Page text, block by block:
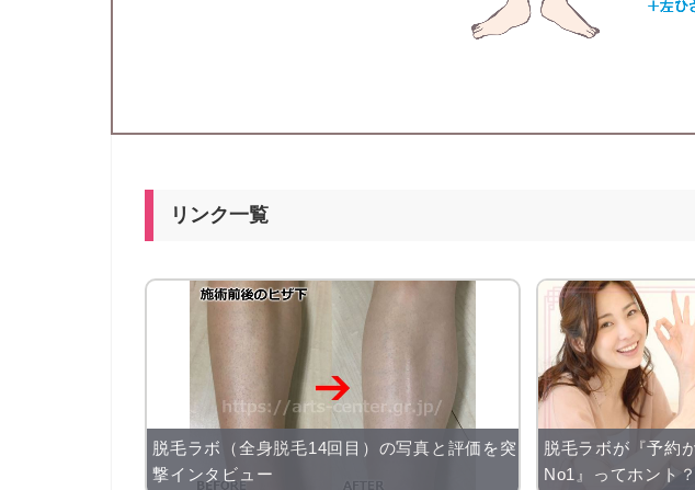
リンク一覧
脱毛ラボ（全身脱毛14回目）の写真と評価を突
撃インタビュー
脱毛ラボが『予約
No1』ってホント？